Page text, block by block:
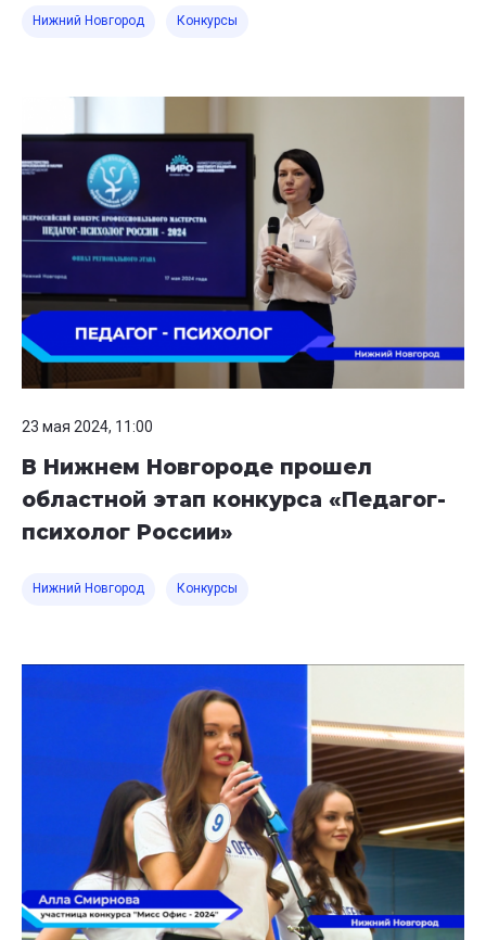
Нижний Новгород Конкурсы
23 мая 2024, 11:00
В Нижнем Новгороде прошел
областной этап конкурса «Педагог-
психолог России»
Нижний Новгород Конкурсы